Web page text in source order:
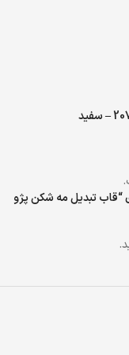
“قاب تبدیل مه شکن پژو